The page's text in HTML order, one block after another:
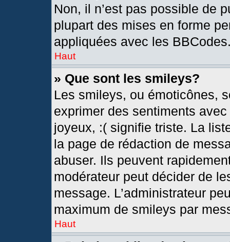
Non, il n’est pas possible de
plupart des mises en forme
appliquées avec les
Haut
» Que sont les smileys?
Les smileys, ou émoticônes,
exprimer des sentiments
joyeux, :( signifie triste. La
la page de rédaction de
abuser. Ils peuvent
modérateur peut décider de
message. L’administrateur
maximum de smileys par
Haut